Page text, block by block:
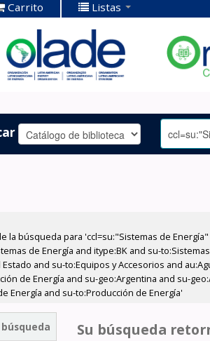
Carrito Listas
la búsqueda para 'ccl=su:"Sistemas de Energía"
de Energía and itype:BK and su-
and su-to:Equipos y Accesorios and
de Energía and su-geo:Argentina and su-
Energía and su-to:Producción de Energía'
Su búsqueda